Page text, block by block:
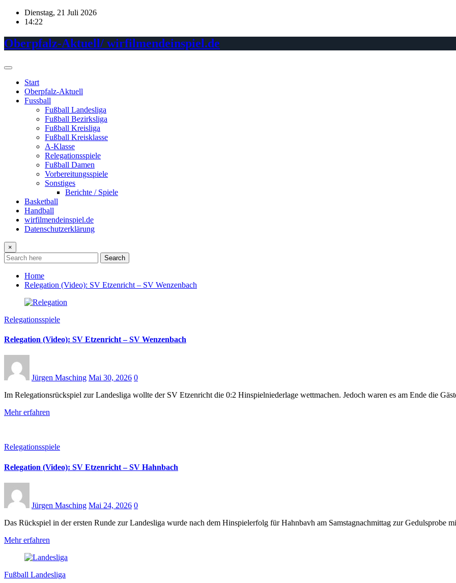
Skip
Dienstag, 21 Juli 2026
14:22
Oberpfalz-Aktuell/ wirfilmendeinspiel.de
Start
Oberpfalz-Aktuell
Fussball
Fußball Landesliga
Fußball Bezirksliga
Fußball Kreisliga
Fußball Kreisklasse
A-Klasse
Relegationsspiele
Fußball Damen
Vorbereitungsspiele
Sonstiges
Berichte / Spiele
Basketball
Handball
wirfilmendeinspiel.de
Datenschutzerklärung
×
Search
Home
Relegation (Video): SV Etzenricht – SV Wenzenbach
Relegationsspiele
Relegation (Video): SV Etzenricht – SV Wenzenbach
Jürgen Masching Mai 30, 2026 0
Im Relegationsrückspiel zur Landesliga wollte der SV Etzenricht die 0:2 Hinspielniederlage wettmachen. Jedoch waren es am Ende die
Mehr erfahren
Relegationsspiele
Relegation (Video): SV Etzenricht – SV Hahnbach
Jürgen Masching Mai 24, 2026 0
Das Rückspiel in der ersten Runde zur Landesliga wurde nach dem Hinspielerfolg für Hahnbavh am Samstagnachmittag zur Gedulsprobe
Mehr erfahren
Fußball Landesliga